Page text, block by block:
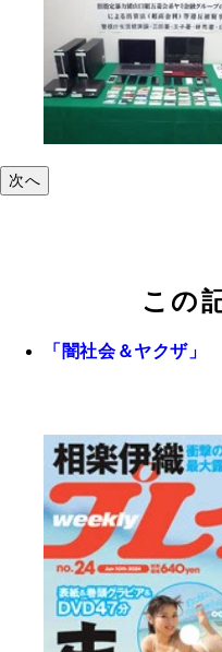
次へ
この
「闇社会＆ヤクザ」